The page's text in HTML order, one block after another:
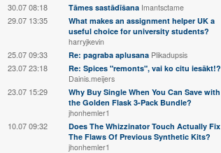
30.07 08:18 Tāmes sastādīšana Imantsctame
29.07 13:35
What makes an assignment helper UK a
useful choice for university students?
harryjkevin
25.07 09:33 Re: pagraba aplusana Plikadupsis
23.07 23:18
Re: Spices "remonts", vai ko citu iesākt!?
Dainis.meijers
23.07 15:29
Why Buy Single When You Can Save with
the Golden Flask 3-Pack Bundle?
jhonhemler1
10.07 09:32
Does The Whizzinator Touch Actually Fix
The Flaws Of Previous Synthetic Kits?
jhonhemler1